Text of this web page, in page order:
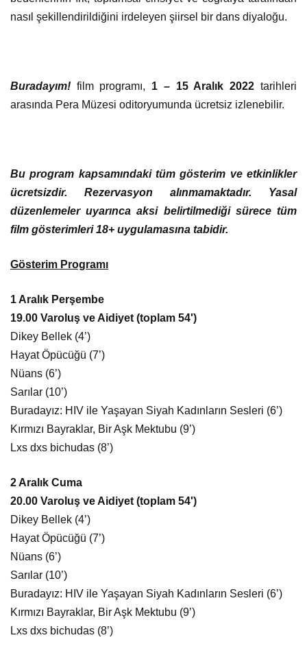
nasıl şekillendirildiğini irdeleyen şiirsel bir dans diyaloğu.
Buradayım! film programı, 1 – 15 Aralık 2022 tarihleri
arasında Pera Müzesi oditoryumunda ücretsiz izlenebilir.
Bu program kapsamındaki tüm gösterim ve etkinlikler
ücretsizdir. Rezervasyon alınmamaktadır. Yasal
düzenlemeler uyarınca aksi belirtilmediği sürece tüm
film gösterimleri 18+ uygulamasına tabidir.
Gösterim Programı
1 Aralık Perşembe
19.00 Varoluş ve Aidiyet (toplam 54')
Dikey Bellek (4’)
Hayat Öpücüğü (7’)
Nüans (6’)
Sarılar (10’)
Buradayız: HIV ile Yaşayan Siyah Kadınların Sesleri (6’)
Kırmızı Bayraklar, Bir Aşk Mektubu (9’)
Lxs dxs bichudas (8’)
2 Aralık Cuma
20.00 Varoluş ve Aidiyet (toplam 54')
Dikey Bellek (4’)
Hayat Öpücüğü (7’)
Nüans (6’)
Sarılar (10’)
Buradayız: HIV ile Yaşayan Siyah Kadınların Sesleri (6’)
Kırmızı Bayraklar, Bir Aşk Mektubu (9’)
Lxs dxs bichudas (8’)